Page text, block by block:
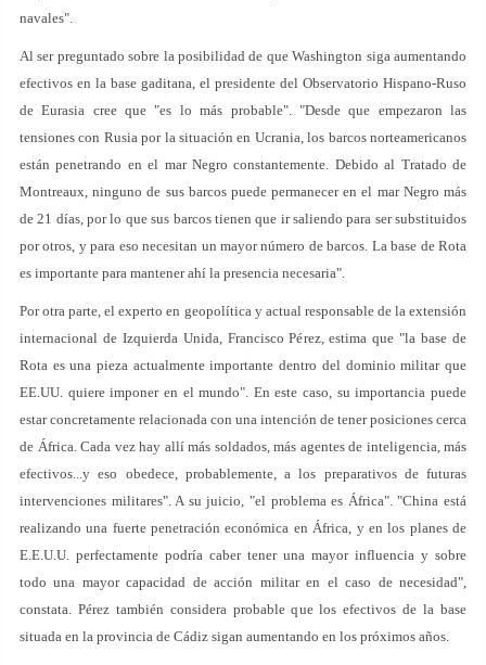
navales".
Al ser preguntado sobre la posibilidad de que Washington siga aumentando
efectivos en la base gaditana, el presidente del Observatorio Hispano-Ruso
de Eurasia cree que "es lo más probable". "Desde que empezaron las
tensiones con Rusia por la situación en Ucrania, los barcos norteamericanos
están penetrando en el mar Negro constantemente. Debido al Tratado de
Montreaux, ninguno de sus barcos puede permanecer en el mar Negro más
de 21 días, por lo que sus barcos tienen que ir saliendo para ser substituidos
por otros, y para eso necesitan un mayor número de barcos. La base de Rota
es importante para mantener ahí la presencia necesaria".
Por otra parte, el experto en geopolítica y actual responsable de la extensión
internacional de Izquierda Unida, Francisco Pérez, estima que "la base de
Rota es una pieza actualmente importante dentro del dominio militar que
EE.UU. quiere imponer en el mundo". En este caso, su importancia puede
estar concretamente relacionada con una intención de tener posiciones cerca
de África. Cada vez hay allí más soldados, más agentes de inteligencia, más
efectivos...y eso obedece, probablemente, a los preparativos de futuras
intervenciones militares". A su juicio, "el problema es África". "China está
realizando una fuerte penetración económica en África, y en los planes de
E.E.U.U. perfectamente podría caber tener una mayor influencia y sobre
todo una mayor capacidad de acción militar en el caso de necesidad",
constata. Pérez también considera probable que los efectivos de la base
situada en la provincia de Cádiz sigan aumentando en los próximos años.